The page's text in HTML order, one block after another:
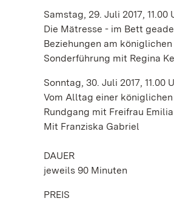
Samstag, 29. Juli 2017, 11.00
Die Mätresse - im Bett
Beziehungen am königlichen
Sonderführung mit Regina
Sonntag, 30. Juli 2017, 11.00
Vom Alltag einer
Rundgang mit Freifrau
Mit Franziska Gabriel
DAUER
jeweils 90 Minuten
PREIS